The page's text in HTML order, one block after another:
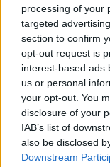
processing of your
targeted
section to confirm
opt-out request is
interest-based ads
us or personal
your opt-out. You
disclosure of your
IAB’s list of
also be disclosed
Downstream